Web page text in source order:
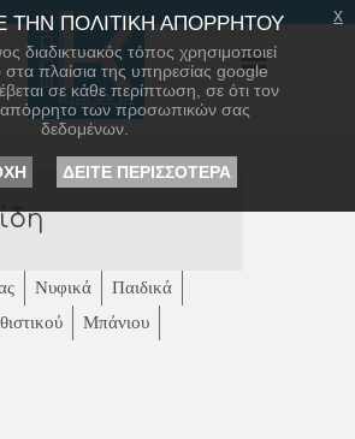
Νυφικά
Παιδικά
Μπάνιου
ΤΗΝ ΠΟΛΙΤΙΚΗ ΑΠΟΡΡΗΤΟΥ
διαδικτυακός τόπος χρησιμοποιεί
πλαίσια της υπηρεσίας google
σε κάθε περίπτωση, σε ότι τον
των προσωπικών σας
δεδομένων.
ΔΕΙΤΕ ΠΕΡΙΣΣΟΤΕΡΑ
x